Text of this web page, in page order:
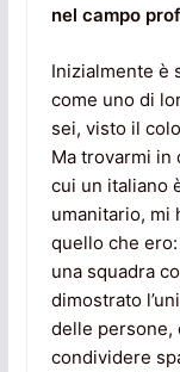
nel campo
Inizialmente è
come uno di
sei, visto il
Ma trovarmi in
cui un italiano
umanitario, mi
quello che
una squadra
dimostrato
delle persone,
condividere